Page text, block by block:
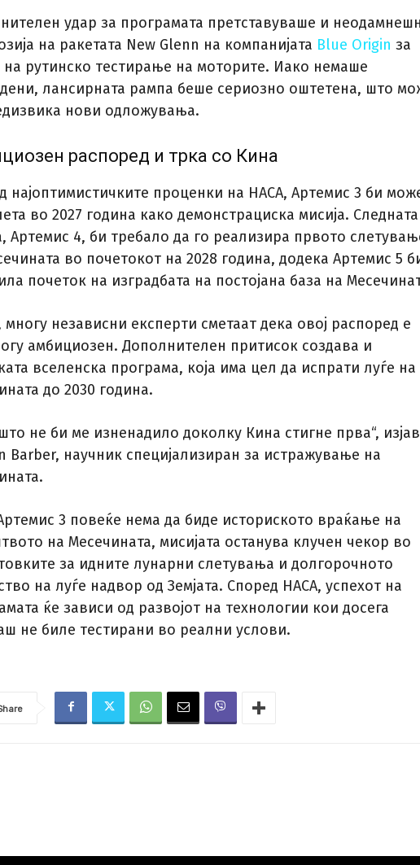
удар за програмата претставуваше и
на ракетата New Glenn на компанијата Blue Origin за
на рутинско тестирање на моторите. Иако немаше
лансирната рампа беше сериозно оштетена, што
нови одложувања.
распоред и трка со Кина
најоптимистичките проценки на НАСА, Артемис 3 би
во 2027 година како демонстрациска мисија. Следната
Артемис 4, би требало да го реализира првото
во почетокот на 2028 година, додека Артемис 5
почеток на изградбата на постојана база на
многу независни експерти сметаат дека овој распоред е
амбициозен. Дополнителен притисок создава и
вселенска програма, која има цел да испрати луѓе на
до 2030 година.
не би ме изненадило доколку Кина стигне прва“,
Barber, научник специјализиран за истражување на
3 повеќе нема да биде историското враќање на
на Месечината, мисијата останува клучен чекор во
за идните лунарни слетувања и долгорочното
на луѓе надвор од Земјата. Според НАСА, успехот на
ќе зависи од развојот на технологии кои досега
не биле тестирани во реални услови.